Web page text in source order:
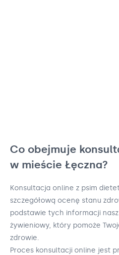
Co obejmuje
w mieście Łęczna?
Konsultacja online z psim
szczegółową ocenę stanu
podstawie tych informacji
żywieniowy, który pomoże
zdrowie.
Proces konsultacji online jest